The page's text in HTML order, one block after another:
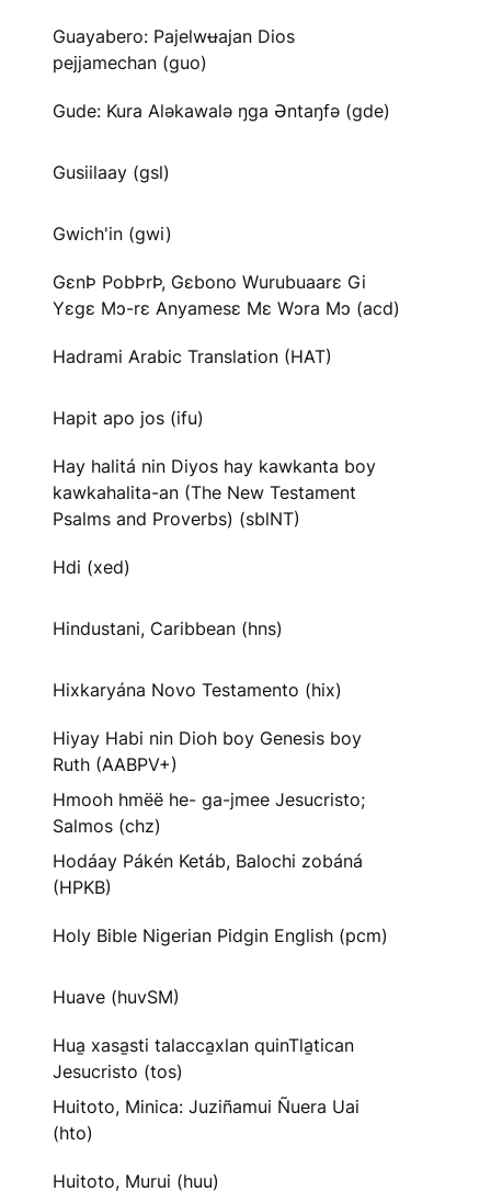
Guayabero: Pajelwʉajan Dios
pejjamechan (guo)
Gude: Kura Aləkawalə ŋga Əntaŋfə (gde)
Gusiilaay (gsl)
Gwich'in (gwi)
GɛnÞ PobÞrÞ, Gɛbono Wurubuaarɛ Gi
Yɛgɛ Mɔ-rɛ Anyamesɛ Mɛ Wɔra Mɔ (acd)
Hadrami Arabic Translation (HAT)
Hapit apo jos (ifu)
Hay halitá nin Diyos hay kawkanta boy
kawkahalita-an (The New Testament
Psalms and Proverbs) (sblNT)
Hdi (xed)
Hindustani, Caribbean (hns)
Hixkaryána Novo Testamento (hix)
Hiyay Habi nin Dioh boy Genesis boy
Ruth (AABPV+)
Hmooh hmëë he- ga-jmee Jesucristo;
Salmos (chz)
Hodáay Pákén Ketáb, Balochi zobáná
(HPKB)
Holy Bible Nigerian Pidgin English (pcm)
Huave (huvSM)
Hua̱ xasa̱sti talacca̱xlan quinTla̱tican
Jesucristo (tos)
Huitoto, Minica: Juziñamui Ñuera Uai
(hto)
Huitoto, Murui (huu)